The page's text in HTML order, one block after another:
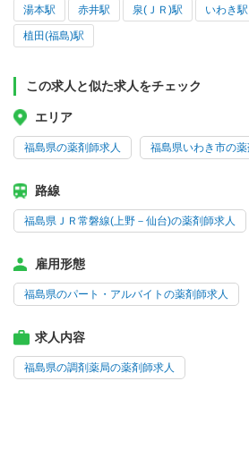
湯本駅 赤井駅 泉(ＪＲ)駅 いわき駅
植田(福島)駅
この求人と似た求人をチェック
エリア
福島県の薬剤師求人 福島県いわき市の薬
路線
福島県ＪＲ常磐線(上野－仙台)の薬剤師求人
雇用形態
福島県のパート・アルバイトの薬剤師求人
求人内容
福島県の調剤薬局の薬剤師求人